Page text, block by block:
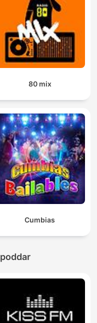
80 mix
Cumbias